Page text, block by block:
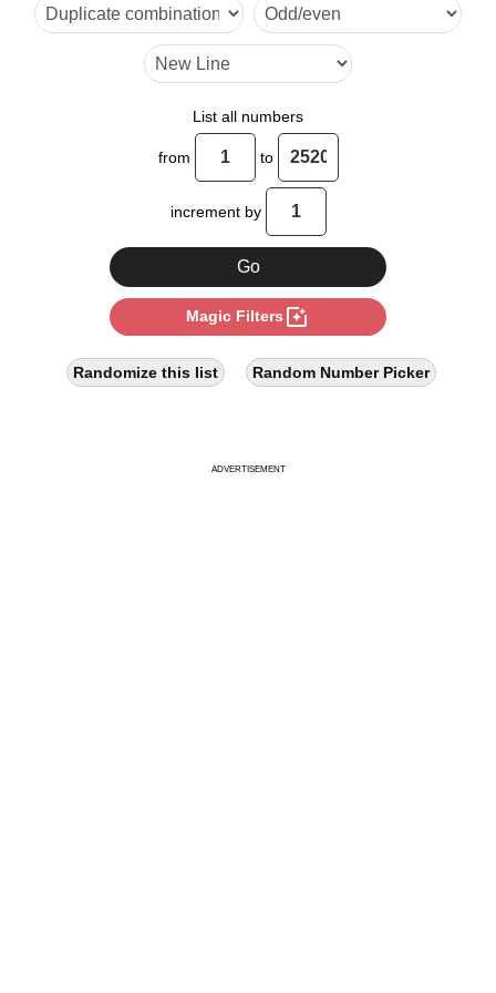
List all numbers
from to
increment by
Magic Filters photo_filter
Randomize this list Random Number Picker
ADVERTISEMENT